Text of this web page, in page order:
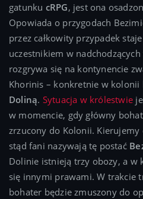
gatunku cRPG, jest ona
Opowiada o przygodach
przez całkowity przypadek
uczestnikiem w
rozgrywa się na kontynencie
Khorinis – konkretnie w kolonii
Doliną. Sytuacja w królestwie
w momencie, gdy główny
zrzucony do Kolonii. Kierujemy
stąd fani nazywają tę postać
Dolinie istnieją trzy obozy, a w
się innymi prawami. W trakcie
bohater będzie zmuszony do